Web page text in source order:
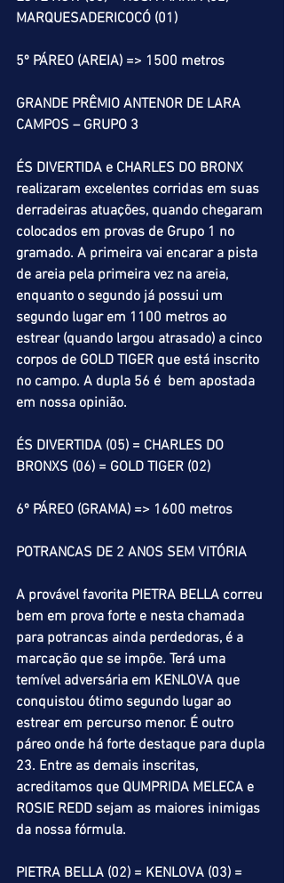
MARQUESADERICOCÓ (01)
5º PÁREO (AREIA) => 1500 metros
GRANDE PRÊMIO ANTENOR DE LARA
CAMPOS – GRUPO 3
ÉS DIVERTIDA e CHARLES DO BRONX
realizaram excelentes corridas em suas
derradeiras atuações, quando chegaram
colocados em provas de Grupo 1 no
gramado. A primeira vai encarar a pista
de areia pela primeira vez na areia,
enquanto o segundo já possui um
segundo lugar em 1100 metros ao
estrear (quando largou atrasado) a cinco
corpos de GOLD TIGER que está inscrito
no campo. A dupla 56 é  bem apostada
em nossa opinião.
ÉS DIVERTIDA (05) = CHARLES DO
BRONXS (06) = GOLD TIGER (02)
6º PÁREO (GRAMA) => 1600 metros
POTRANCAS DE 2 ANOS SEM VITÓRIA
A provável favorita PIETRA BELLA correu
bem em prova forte e nesta chamada
para potrancas ainda perdedoras, é a
marcação que se impõe. Terá uma
temível adversária em KENLOVA que
conquistou ótimo segundo lugar ao
estrear em percurso menor. É outro
páreo onde há forte destaque para dupla
23. Entre as demais inscritas,
acreditamos que QUMPRIDA MELECA e
ROSIE REDD sejam as maiores inimigas
da nossa fórmula.
PIETRA BELLA (02) = KENLOVA (03) =